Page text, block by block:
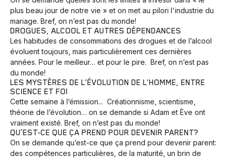
plus beau jour de notre vie » et on met au pilori l'industrie du
mariage. Bref, on n’est pas du monde!
DROGUES, ALCOOL ET AUTRES DÉPENDANCES
Les habitudes de consommations des drogues et de l’alcool
évoluent toujours, mais particulièrement ces dernières
années. Pour le meilleur… et pour le pire. Bref, on n’est pas
du monde!
LES MYSTÈRES DE L'ÉVOLUTION DE L'HOMME, ENTRE
SCIENCE ET FOI
Cette semaine à l’émission... Créationnisme, scientisme,
théorie de l’évolution… on se demande si Adam et Ève ont
vraiment existé. Bref, on n’est pas du monde!
QU’EST-CE QUE ÇA PREND POUR DEVENIR PARENT?
On se demande qu’est-ce que ça prend pour devenir parent:
des compétences particulières, de la maturité, un brin de